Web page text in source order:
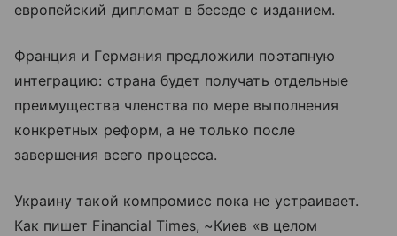
европейский дипломат в беседе с изданием.
Франция и Германия предложили поэтапную
интеграцию: страна будет получать отдельные
преимущества членства по мере выполнения
конкретных реформ, а не только после
завершения всего процесса.
Украину такой компромисс пока не устраивает.
Как пишет Financial Times, ~Киев «в целом